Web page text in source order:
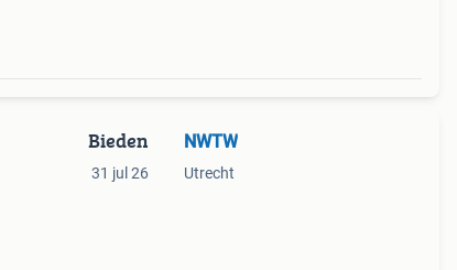
Bieden
31 jul 26
NWTW
Utrecht